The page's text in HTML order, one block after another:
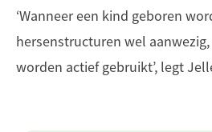
‘Wanneer een kind geboren
hersenstructuren wel
worden actief gebruikt’, legt